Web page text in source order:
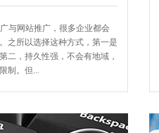
与网站推广，很多企业都会
之所以选择这种方式，第一是
二，持久性强，不会有地域，
制。但...